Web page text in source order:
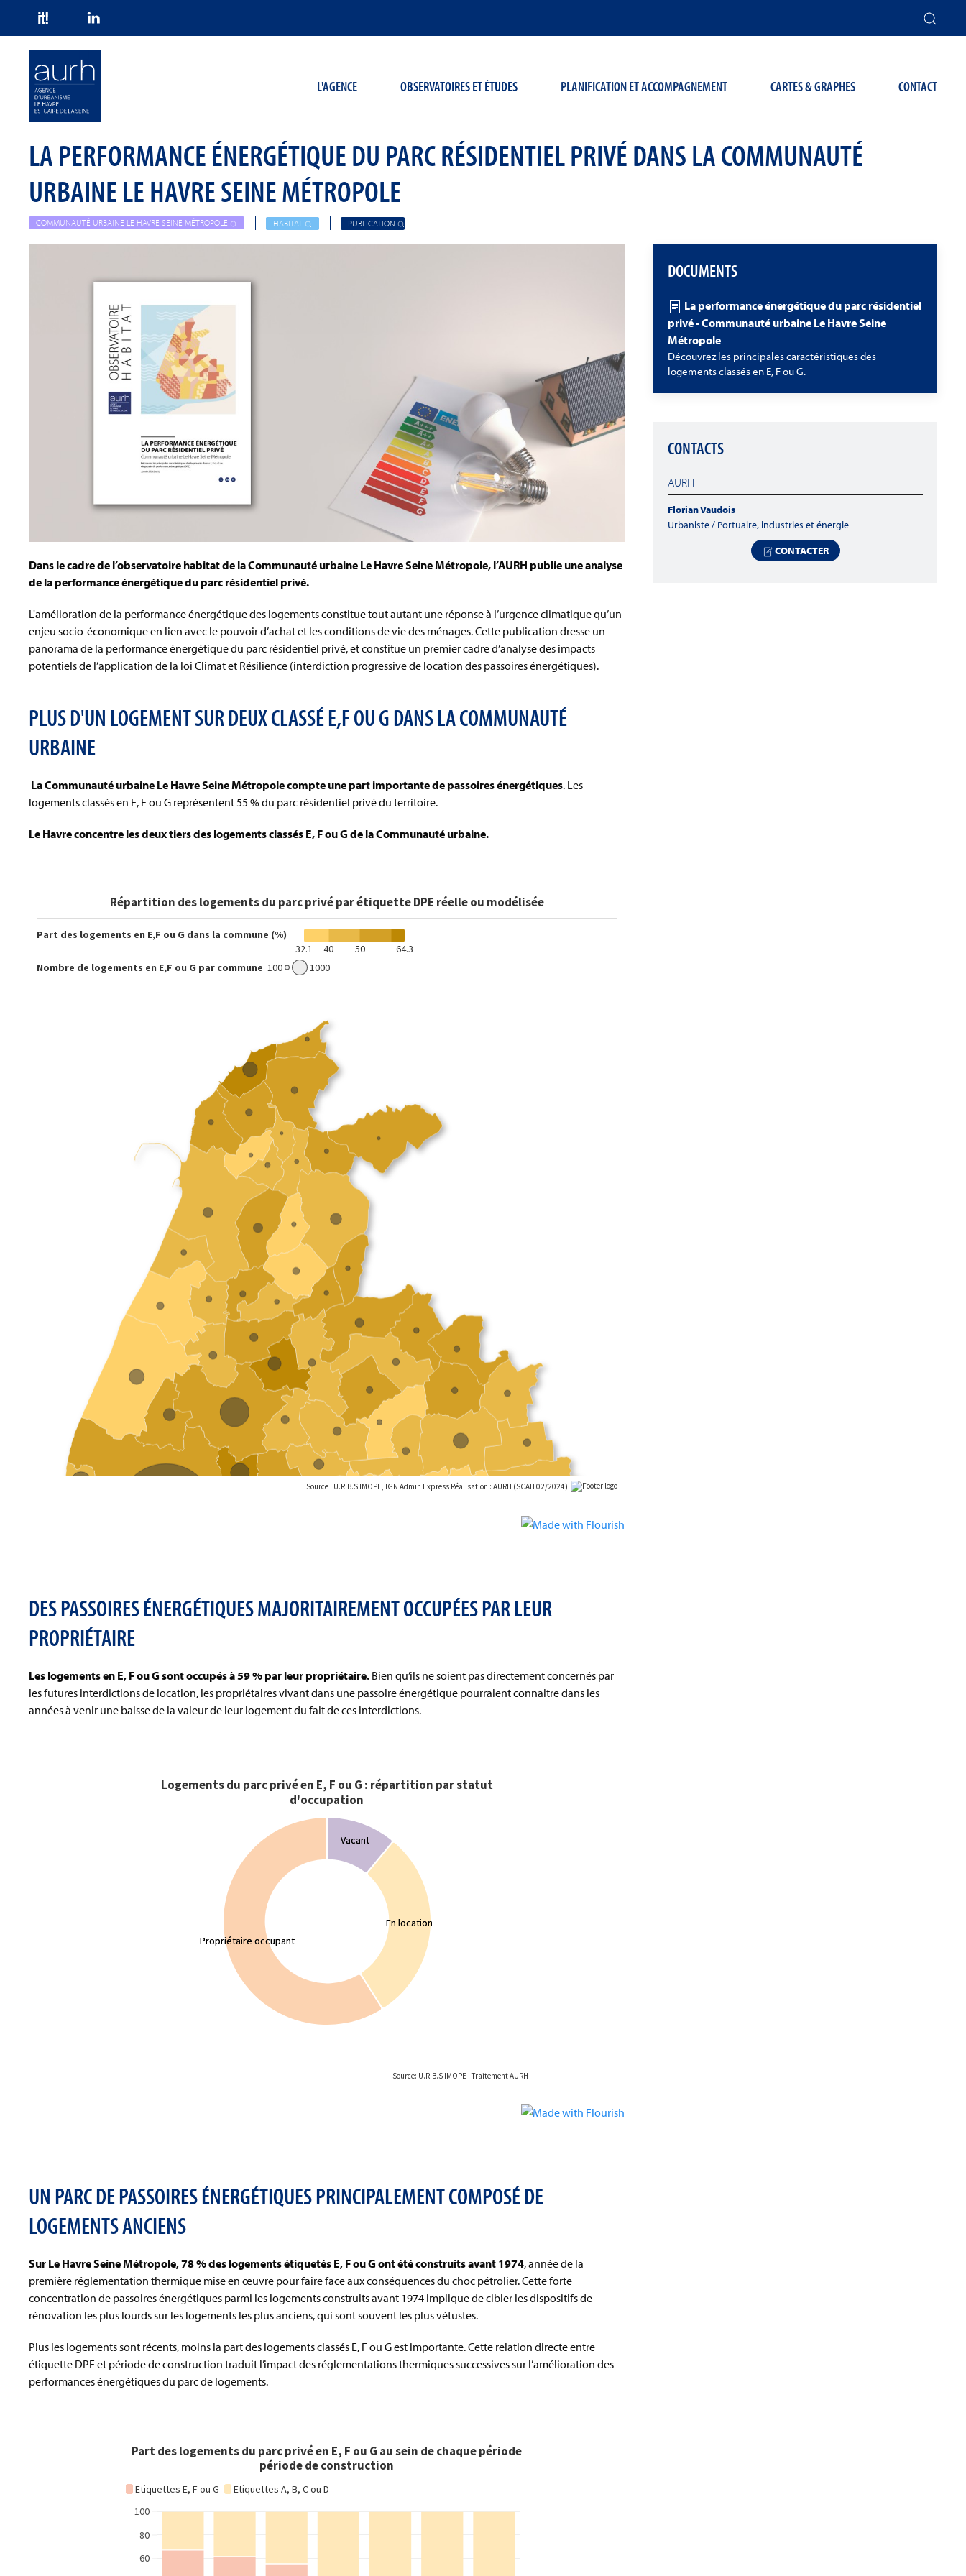
L'AGENCE OBSERVATOIRES ET ÉTUDES PLANIFICATION ET ACCOMPAGNEMENT CARTES & GRAPHES CONTACT
LA PERFORMANCE ÉNERGÉTIQUE DU PARC RÉSIDENTIEL PRIVÉ DANS LA COMMUNAUTÉ
URBAINE LE HAVRE SEINE MÉTROPOLE
COMMUNAUTÉ URBAINE LE HAVRE SEINE MÉTROPOLE HABITAT PUBLICATION
Dans le cadre de l’observatoire habitat de la Communauté urbaine Le Havre Seine Métropole, l’AURH publie une analyse
de la performance énergétique du parc résidentiel privé.
L'amélioration de la performance énergétique des logements constitue tout autant une réponse à l’urgence climatique qu’un
enjeu socio-économique en lien avec le pouvoir d’achat et les conditions de vie des ménages. Cette publication dresse un
panorama de la performance énergétique du parc résidentiel privé, et constitue un premier cadre d’analyse des impacts
potentiels de l’application de la loi Climat et Résilience (interdiction progressive de location des passoires énergétiques).
PLUS D'UN LOGEMENT SUR DEUX CLASSÉ E,F OU G DANS LA COMMUNAUTÉ
URBAINE
La Communauté urbaine Le Havre Seine Métropole compte une part importante de passoires énergétiques. Les
logements classés en E, F ou G représentent 55 % du parc résidentiel privé du territoire.
Le Havre concentre les deux tiers des logements classés E, F ou G de la Communauté urbaine.
DES PASSOIRES ÉNERGÉTIQUES MAJORITAIREMENT OCCUPÉES PAR LEUR
PROPRIÉTAIRE
Les logements en E, F ou G sont occupés à 59 % par leur propriétaire. Bien qu’ils ne soient pas directement concernés par
les futures interdictions de location, les propriétaires vivant dans une passoire énergétique pourraient connaitre dans les
années à venir une baisse de la valeur de leur logement du fait de ces interdictions.
UN PARC DE PASSOIRES ÉNERGÉTIQUES PRINCIPALEMENT COMPOSÉ DE
LOGEMENTS ANCIENS
Sur Le Havre Seine Métropole, 78 % des logements étiquetés E, F ou G ont été construits avant 1974, année de la
première réglementation thermique mise en œuvre pour faire face aux conséquences du choc pétrolier. Cette forte
concentration de passoires énergétiques parmi les logements construits avant 1974 implique de cibler les dispositifs de
rénovation les plus lourds sur les logements les plus anciens, qui sont souvent les plus vétustes.
Plus les logements sont récents, moins la part des logements classés E, F ou G est importante. Cette relation directe entre
étiquette DPE et période de construction traduit l’impact des réglementations thermiques successives sur l’amélioration des
performances énergétiques du parc de logements.
DOCUMENTS
La performance énergétique du parc résidentiel
privé - Communauté urbaine Le Havre Seine
Métropole
Découvrez les principales caractéristiques des
logements classés en E, F ou G.
CONTACTS
AURH
Florian Vaudois
Urbaniste / Portuaire, industries et énergie
CONTACTER